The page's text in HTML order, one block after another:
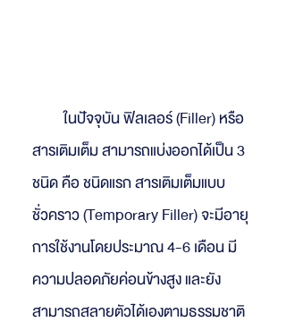
ในปัจจุบัน ฟิลเลอร์ (Filler) หรือ
สารเติมเต็ม สามารถแบ่งออกได้เป็น 3
ชนิด คือ ชนิดแรก สารเติมเต็มแบบ
ชั่วคราว (Temporary Filler) จะมีอายุ
การใช้งานโดยประมาณ 4-6 เดือน มี
ความปลอดภัยค่อนข้างสูง และยัง
สามารถสลายตัวได้เองตามธรรมชาติ